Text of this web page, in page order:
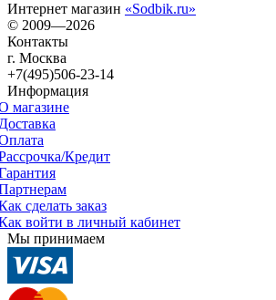
Интернет магазин «Sodbik.ru»
© 2009—2026
Контакты
г. Москва
+7(495)506-23-14
Информация
магазине
Кредит
сделать заказ
войти в личный кабинет
Мы принимаем